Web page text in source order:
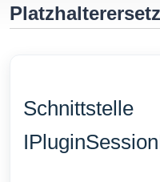
Schnittstelle